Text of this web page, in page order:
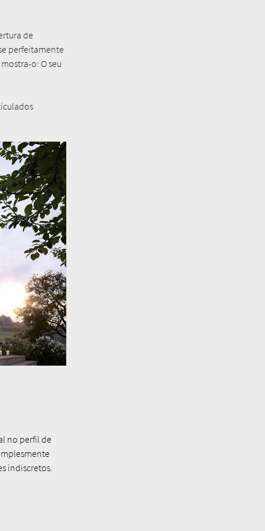
de
perfeitamente
o: O seu
no perfil de
indiscretos.